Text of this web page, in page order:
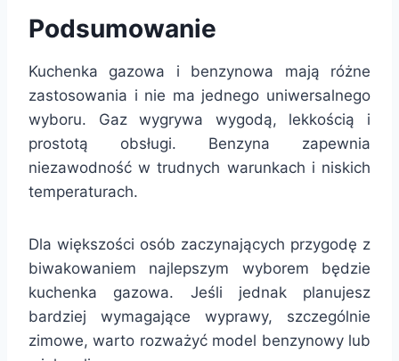
Podsumowanie
Kuchenka gazowa i benzynowa mają różne
zastosowania i nie ma jednego uniwersalnego
wyboru. Gaz wygrywa wygodą, lekkością i
prostotą obsługi. Benzyna zapewnia
niezawodność w trudnych warunkach i niskich
temperaturach.
Dla większości osób zaczynających przygodę z
biwakowaniem najlepszym wyborem będzie
kuchenka gazowa. Jeśli jednak planujesz
bardziej wymagające wyprawy, szczególnie
zimowe, warto rozważyć model benzynowy lub